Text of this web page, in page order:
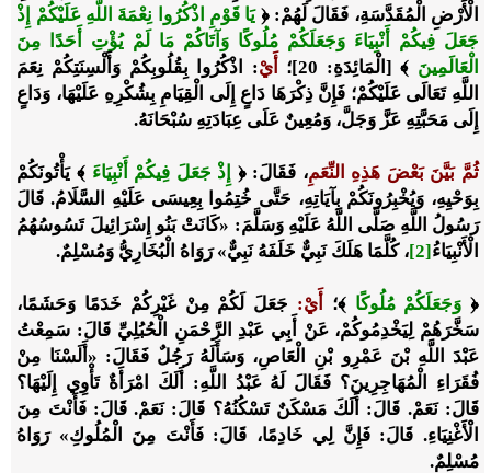
الْأَرْضِ الْمُقَدَّسَةِ، فَقَالَ لَهُمْ: ﴿يَا قَوْمِ اذْكُرُوا نِعْمَةَ اللَّهِ عَلَيْكُمْ إِذْ
جَعَلَ فِيكُمْ أَنْبِيَاءَ وَجَعَلَكُمْ مُلُوكًا وَآتَاكُمْ مَا لَمْ يُؤْتِ أَحَدًا مِنَ
الْعَالَمِينَ ﴾ [الْمَائِدَةِ: 20]؛ أَيْ: اذْكُرُوا بِقُلُوبِكُمْ وَأَلْسِنَتِكُمْ نِعَمَ
اللَّهِ تَعَالَى عَلَيْكُمْ؛ فَإِنَّ ذِكْرَهَا دَاعٍ إِلَى الْقِيَامِ بِشُكْرِهِ عَلَيْهَا، وَدَاعٍ
إِلَى مَحَبَّتِهِ عَزَّ وَجَلَّ، وَمُعِينٌ عَلَى عِبَادَتِهِ سُبْحَانَهُ.
ثُمَّ بَيَّنَ بَعْضَ هَذِهِ النِّعَمِ، فَقَالَ: ﴿ إِذْ جَعَلَ فِيكُمْ أَنْبِيَاءَ ﴾ يَأْتُونَكُمْ
بِوَحْيِهِ، وَيُخْبِرُونَكُمْ بِآيَاتِهِ، حَتَّى خُتِمُوا بِعِيسَى عَلَيْهِ السَّلَامُ. قَالَ
رَسُولُ اللَّهِ صَلَّى اللَّهُ عَلَيْهِ وَسَلَّمَ: «كَانَتْ بَنُو إِسْرَائِيلَ تَسُوسُهُمُ
الْأَنْبِيَاءُ[2] ، كُلَّمَا هَلَكَ نَبِيٌّ خَلَفَهُ نَبِيٌّ» رَوَاهُ الْبُخَارِيُّ وَمُسْلِمٌ.
﴿ وَجَعَلَكُمْ مُلُوكًا ﴾؛ أَيْ: جَعَلَ لَكُمْ مِنْ غَيْرِكُمْ خَدَمًا وَحَشَمًا،
سَخَّرَهُمْ لِيَخْدِمُوكُمْ، عَنْ أَبِي عَبْدِ الرَّحْمَنِ الْحُبُلِيِّ قَالَ: سَمِعْتُ
عَبْدَ اللَّهِ بْنَ عَمْرِو بْنِ الْعَاصِ، وَسَأَلَهُ رَجُلٌ فَقَالَ: «أَلَسْنَا مِنْ
فُقَرَاءِ الْمُهَاجِرِينَ؟ فَقَالَ لَهُ عَبْدُ اللَّهِ: أَلَكَ امْرَأَةٌ تَأْوِي إِلَيْهَا؟
قَالَ: نَعَمْ. قَالَ: أَلَكَ مَسْكَنٌ تَسْكُنُهُ؟ قَالَ: نَعَمْ. قَالَ: فَأَنْتَ مِنَ
الْأَغْنِيَاءِ. قَالَ: فَإِنَّ لِي خَادِمًا، قَالَ: فَأَنْتَ مِنَ الْمُلُوكِ» رَوَاهُ
مُسْلِمٌ.